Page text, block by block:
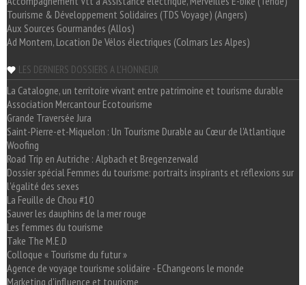
Tourisme & Développement Solidaires (TDS Voyage) (Angers)
Aux Sources Gourmandes (Allos)
Ad Montem, Location De Vélos électriques (Colmars Les Alpes)
LES DERNIERS DOSSIERS A L'HONNEUR
La Catalogne, un territoire vivant entre patrimoine et tourisme durable
Association Mercantour Ecotourisme
Grande Traversée Jura
Saint-Pierre-et-Miquelon : Un Tourisme Durable au Cœur de l'Atlantique
Woofing
Road Trip en Autriche : Alpbach et Bregenzerwald
Dossier spécial Femmes du tourisme: portraits inspirants et réflexions sur
l'égalité des sexes
La Feuille de Chou #10
Sauver les dauphins de la mer rouge
Les femmes du tourisme
Take The M.E.D
Colloque « Tourisme du futur »
Agence de voyage tourisme solidaire - EChangeons le monde
Marketing d'influence et tourisme